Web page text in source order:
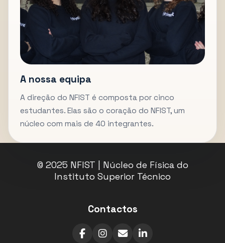
A nossa equipa
A direção do NFIST é composta por cinco
estudantes. Elas são o coração do NFIST, um
núcleo com mais de 40 integrantes.
© 2025 NFIST | Núcleo de Física do
Instituto Superior Técnico
Contactos